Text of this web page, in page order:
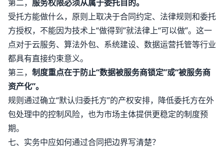
第二， 服务权限必须从属于委托目的。
受托方能做什么，原则上取决于合同约定、法律规则和委托
方授权，不能因为技术上“做得到”就法律上“可以做”。这一
点对于云服务、算法外包、系统建设、数据运营托管等行业
都具有直接约束意义。
第三， 制度重点在于防止“数据被服务商锁定”或“被服务商
资产化”。
规则通过确立“默认归委托方”的产权安排，降低委托方在外
包处理中的控制风险，也为市场主体提供更稳定的制度预
期。
七、实务中应如何通过合同把边界写清楚？